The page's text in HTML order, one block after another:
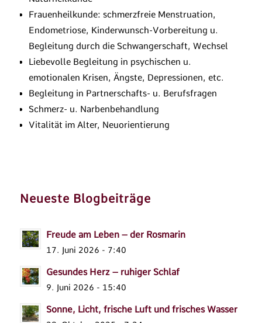
Frauenheilkunde: schmerzfreie Menstruation,
Endometriose, Kinderwunsch-Vorbereitung u.
Begleitung durch die Schwangerschaft, Wechsel
Liebevolle Begleitung in psychischen u.
emotionalen Krisen, Ängste, Depressionen, etc.
Begleitung in Partnerschafts- u. Berufsfragen
Schmerz- u. Narbenbehandlung
Vitalität im Alter, Neuorientierung
Neueste Blogbeiträge
Freude am Leben – der Rosmarin
17. Juni 2026 - 7:40
Gesundes Herz – ruhiger Schlaf
9. Juni 2026 - 15:40
Sonne, Licht, frische Luft und frisches Wasser